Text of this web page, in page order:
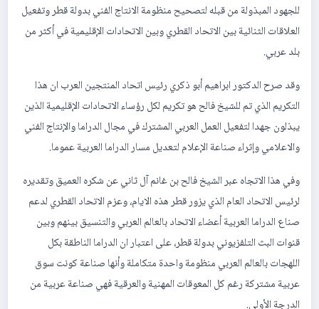
للجهود المبذولة من قبله لتصحيح منظومة الانتاج الفني بدولة قطر وتفعيل
العلاقات الثنائية بين الاتحاد القطري وبين الاتحادات الإقليمية في أكثر من
بلد عربي.
وقد صرح الدكتور ابراهيم أبو ذكري رئيس اتحاد المنتجين العرب ان هذا
التكريم الذي تم للشيخ فالح هو تكريم لكل رؤساء الاتحادات الإقليمية الذين
يبذلون جهدا لتفعيل العمل العربي المشترك في مجال الدراما والإنتاج الفني
والاعلامي وإثراء صناعة الإعلام لتعديل مسار الدراما العربية عموما.
وفي هذا الاتجاه عبر الشيخ فالح بن غانم آل ثاني عن شكره العميق وتقديره
لرئيس الاتحاد العام الذي يزور قطر هذه الايام، وعزم الاتحاد القطري لدعم
صناع الدراما العربية أعضاء الاتحاد بالعالم العربي والتنسيق بينهم وبين
قنوات البث التلفزيوني بدولة قطر، على اعتبار ان الدراما الناطقة بكل
اللهجات بالعالم العربي منظومة واحدة متكاملة وأنها صناعة كونت سوق
عربية مشتركة رغم كل المعوقات المهنية والعرقية فهي صناعة عربية من